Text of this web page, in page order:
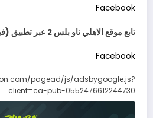
Facebook
تابع موقع الاهلي ناو بلس 2 عبر تطبيق (فيسبوك)
Facebook
pagead/js/adsbygoogle.js?
client=ca-pub-0552476612244730